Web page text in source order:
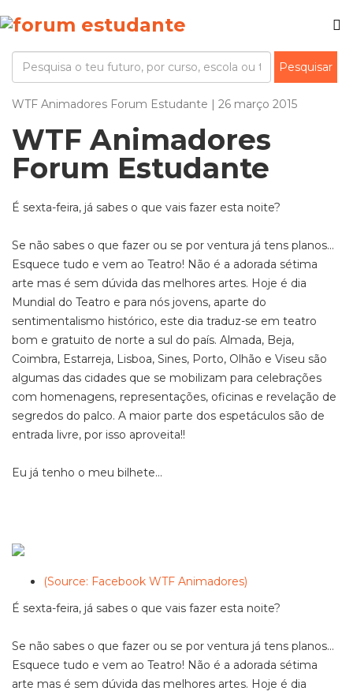
WTF Animadores Forum Estudante | 26 março 2015
WTF Animadores
Forum Estudante
É sexta-feira, já sabes o que vais fazer esta noite?
Se não sabes o que fazer ou se por ventura já tens planos...
Esquece tudo e vem ao Teatro! Não é a adorada sétima
arte mas é sem dúvida das melhores artes. Hoje é dia
Mundial do Teatro e para nós jovens, aparte do
sentimentalismo histórico, este dia traduz-se em teatro
bom e gratuito de norte a sul do país. Almada, Beja,
Coimbra, Estarreja, Lisboa, Sines, Porto, Olhão e Viseu são
algumas das cidades que se mobilizam para celebrações
com homenagens, representações, oficinas e revelação de
segredos do palco. A maior parte dos espetáculos são de
entrada livre, por isso aproveita!!
Eu já tenho o meu bilhete...
(Source: Facebook WTF Animadores)
É sexta-feira, já sabes o que vais fazer esta noite?
Se não sabes o que fazer ou se por ventura já tens planos...
Esquece tudo e vem ao Teatro! Não é a adorada sétima
arte mas é sem dúvida das melhores artes. Hoje é dia